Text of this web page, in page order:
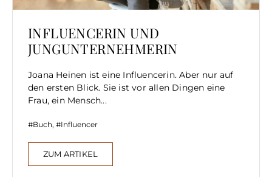
INFLUENCERIN UND
JUNGUNTERNEHMERIN
Joana Heinen ist eine Influencerin. Aber nur auf
den ersten Blick. Sie ist vor allen Dingen eine
Frau, ein Mensch...
Buch, Influencer
ZUM ARTIKEL